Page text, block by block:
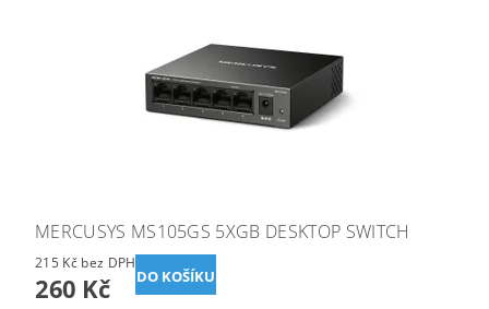
MERCUSYS MS105GS 5XGB DESKTOP SWITCH
215 Kč bez DPH
260 Kč